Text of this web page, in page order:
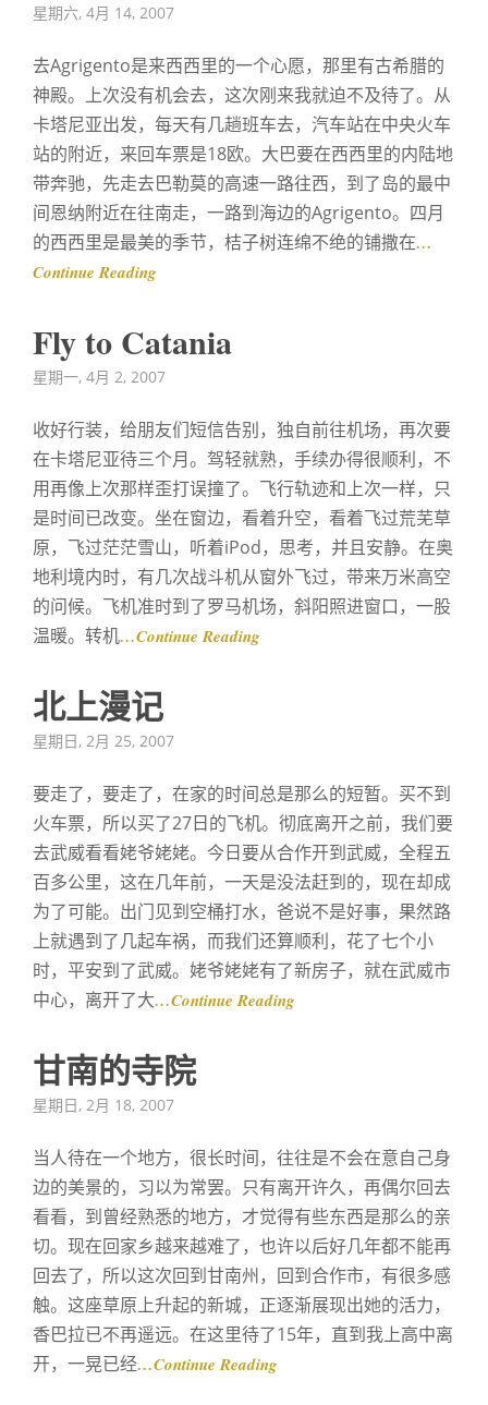
Posted
星期六, 4月 14, 2007
去Agrigento是来西西里的一个心愿，那里有古希腊的
神殿。上次没有机会去，这次刚来我就迫不及待了。从
卡塔尼亚出发，每天有几趟班车去，汽车站在中央火车
站的附近，来回车票是18欧。大巴要在西西里的内陆地
带奔驰，先走去巴勒莫的高速一路往西，到了岛的最中
间恩纳附近在往南走，一路到海边的Agrigento。四月
的西西里是最美的季节，桔子树连绵不绝的铺撒在…
Continue Reading
Fly to Catania
Posted
星期一, 4月 2, 2007
收好行装，给朋友们短信告别，独自前往机场，再次要
在卡塔尼亚待三个月。驾轻就熟，手续办得很顺利，不
用再像上次那样歪打误撞了。飞行轨迹和上次一样，只
是时间已改变。坐在窗边，看着升空，看着飞过荒芜草
原，飞过茫茫雪山，听着iPod，思考，并且安静。在奥
地利境内时，有几次战斗机从窗外飞过，带来万米高空
的问候。飞机准时到了罗马机场，斜阳照进窗口，一股
温暖。转机…Continue Reading
北上漫记
Posted
星期日, 2月 25, 2007
要走了，要走了，在家的时间总是那么的短暂。买不到
火车票，所以买了27日的飞机。彻底离开之前，我们要
去武威看看姥爷姥姥。今日要从合作开到武威，全程五
百多公里，这在几年前，一天是没法赶到的，现在却成
为了可能。出门见到空桶打水，爸说不是好事，果然路
上就遇到了几起车祸，而我们还算顺利，花了七个小
时，平安到了武威。姥爷姥姥有了新房子，就在武威市
中心，离开了大…Continue Reading
甘南的寺院
Posted
星期日, 2月 18, 2007
当人待在一个地方，很长时间，往往是不会在意自己身
边的美景的，习以为常罢。只有离开许久，再偶尔回去
看看，到曾经熟悉的地方，才觉得有些东西是那么的亲
切。现在回家乡越来越难了，也许以后好几年都不能再
回去了，所以这次回到甘南州，回到合作市，有很多感
触。这座草原上升起的新城，正逐渐展现出她的活力，
香巴拉已不再遥远。在这里待了15年，直到我上高中离
开，一晃已经…Continue Reading